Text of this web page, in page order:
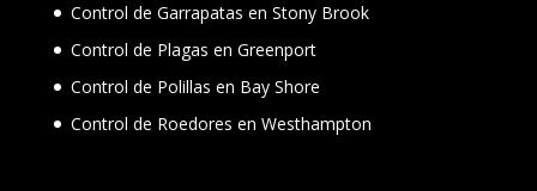
Control de Garrapatas en Stony Brook
Control de Plagas en Greenport
Control de Polillas en Bay Shore
Control de Roedores en Westhampton